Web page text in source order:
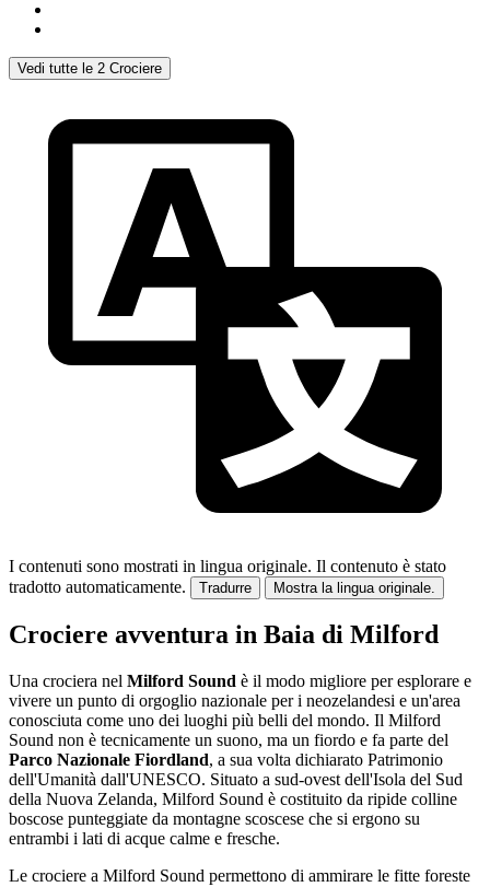
Vedi tutte le 2 Crociere
I contenuti sono mostrati in lingua originale. Il contenuto è stato
tradotto automaticamente.
Tradurre Mostra la lingua originale.
Crociere avventura in Baia di Milford
Una crociera nel Milford Sound è il modo migliore per esplorare e
vivere un punto di orgoglio nazionale per i neozelandesi e un'area
conosciuta come uno dei luoghi più belli del mondo. Il Milford
Sound non è tecnicamente un suono, ma un fiordo e fa parte del
Parco Nazionale Fiordland, a sua volta dichiarato Patrimonio
dell'Umanità dall'UNESCO. Situato a sud-ovest dell'Isola del Sud
della Nuova Zelanda, Milford Sound è costituito da ripide colline
boscose punteggiate da montagne scoscese che si ergono su
entrambi i lati di acque calme e fresche.
Le crociere a Milford Sound permettono di ammirare le fitte foreste